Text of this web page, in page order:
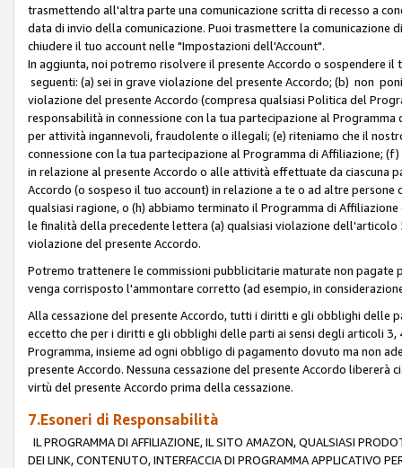
trasmettendo all'altra parte una comunicazione scritta di recesso a
data di invio della comunicazione. Puoi trasmettere la
chiudere il tuo account nelle "Impostazioni dell'Account".
In aggiunta, noi potremo risolvere il presente Accordo o sospendere
seguenti: (a) sei in grave violazione del presente Accordo; (b) non
violazione del presente Accordo (compresa qualsiasi Politica del
responsabilità in connessione con la tua partecipazione al
per attività ingannevoli, fraudolente o illegali; (e) riteniamo che il
connessione con la tua partecipazione al Programma di Affiliazione;
in relazione al presente Accordo o alle attività effettuate da ciascuna
Accordo (o sospeso il tuo account) in relazione a te o ad altre
qualsiasi ragione, o (h) abbiamo terminato il Programma di
le finalità della precedente lettera (a) qualsiasi violazione
violazione del presente Accordo.
Potremo trattenere le commissioni pubblicitarie maturate non
venga corrisposto l'ammontare corretto (ad esempio, in
Alla cessazione del presente Accordo, tutti i diritti e gli obblighi delle
eccetto che per i diritti e gli obblighi delle parti ai sensi degli articoli
Programma, insieme ad ogni obbligo di pagamento dovuto ma non
presente Accordo. Nessuna cessazione del presente Accordo
virtù del presente Accordo prima della cessazione.
7.Esoneri di Responsabilità
IL PROGRAMMA DI AFFILIAZIONE, IL SITO AMAZON, QUALSIASI
DEI LINK, CONTENUTO, INTERFACCIA DI PROGRAMMA APPLICATIVO